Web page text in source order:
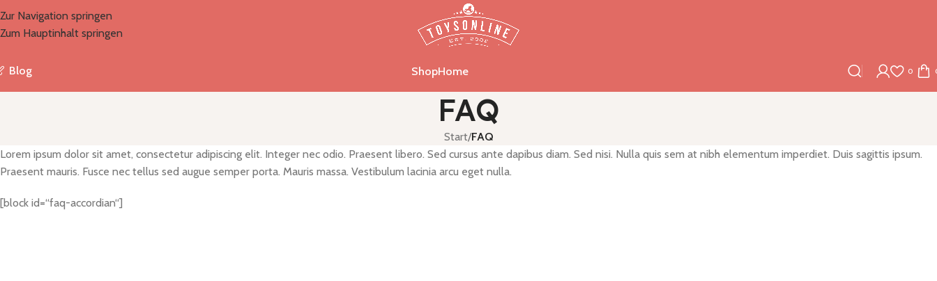
Zur Navigation springen
Zum Hauptinhalt springen
Blog ShopHome 0
FAQ
Start/FAQ
Lorem ipsum dolor sit amet, consectetur adipiscing elit. Integer nec odio. Praesent libero. Sed cursus ante dapibus diam. Sed nisi. Nulla quis sem at nibh elementum imperdiet. Duis sagittis ipsum.
Praesent mauris. Fusce nec tellus sed augue semper porta. Mauris massa. Vestibulum lacinia arcu eget nulla.
[block id=“faq-accordian“]